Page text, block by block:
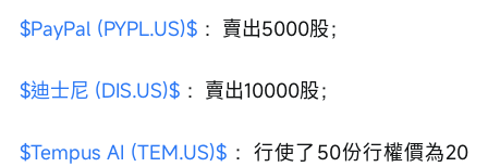
$PayPal (PYPL.US)$ ：賣出5000股；
$迪士尼 (DIS.US)$ ：賣出10000股；
$Tempus AI (TEM.US)$ ：行使了50份行權價為20